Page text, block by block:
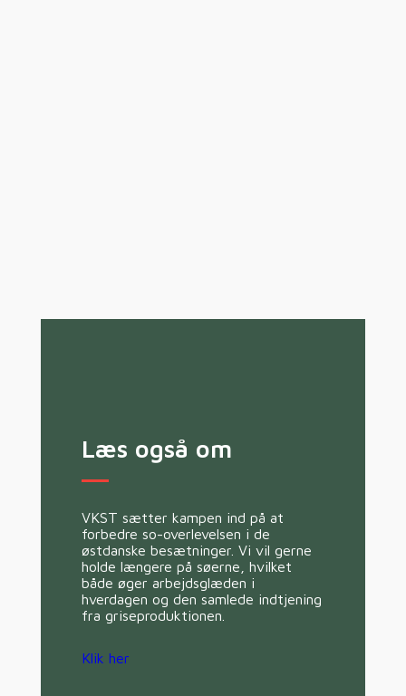
Læs også om
VKST sætter kampen ind på at
forbedre so-overlevelsen i de
østdanske besætninger. Vi vil gerne
holde længere på søerne, hvilket
både øger arbejdsglæden i
hverdagen og den samlede indtjening
fra griseproduktionen.
Klik her